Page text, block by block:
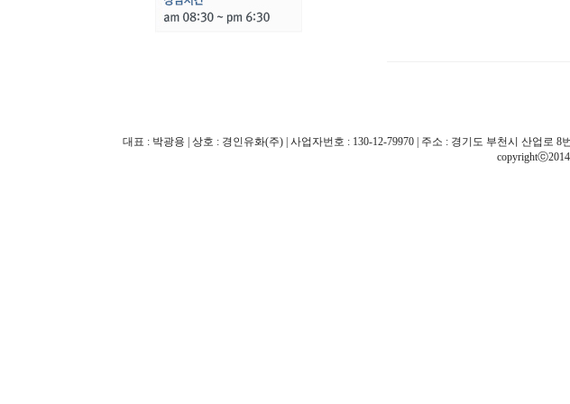
대표 : 박광용 | 상호 : 경인유화(주) | 사업자번호 : 130-12-79970 | 주소 : 경기도 부천시 산업로 8